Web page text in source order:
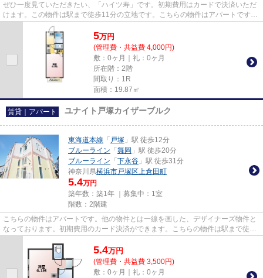
ぜひ一度見ていただきたい、「ハイツ寿」です。初期費用はカードで決済いただ
けます。この物件は駅まで徒歩11分の立地です。こちらの物件はアパートです。
東海道本線戸塚をよく利用さ...
5万円
(管理費・共益費 4,000円)
敷：0ヶ月｜礼：0ヶ月
所在階：2階
間取り：1R
面積：19.87㎡
賃貸｜アパート ユナイト戸塚カイザーブルク
東海道本線 「 戸塚 」駅 徒歩12分
ブルーライン 「 舞岡 」駅 徒歩20分
ブルーライン 「 下永谷 」駅 徒歩31分
神奈川県横浜市戸塚区上倉田町
5.4万円
築年数：築1年 ｜募集中： 1室
階数：2階建
こちらの物件はアパートです。他の物件とは一線を画した、デザイナーズ物件と
なっております。初期費用のカード決済ができます。こちらの物件は駅まで徒歩
5.4万円
(管理費・共益費 3,500円)
敷：0ヶ月｜礼：0ヶ月